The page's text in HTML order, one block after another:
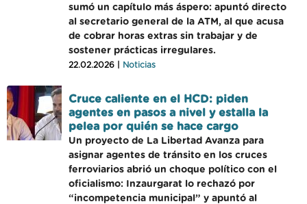
sumó un capítulo más áspero: apuntó directo
al secretario general de la ATM, al que acusa
de cobrar horas extras sin trabajar y de
sostener prácticas irregulares.
22.02.2026 | Noticias
Cruce caliente en el HCD: piden
agentes en pasos a nivel y estalla la
pelea por quién se hace cargo
Un proyecto de La Libertad Avanza para
asignar agentes de tránsito en los cruces
ferroviarios abrió un choque político con el
oficialismo: Inzaurgarat lo rechazó por
“incompetencia municipal” y apuntó al